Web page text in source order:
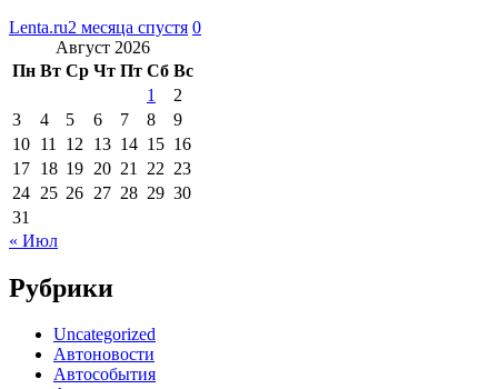
Lenta.ru2 месяца спустя 0
Август 2026
Пн Вт Ср Чт Пт Сб Вс
1
2
3
4 5 6 7 8
9
10 11 12 13 14 15 16
17 18 19 20 21 22 23
24 25 26 27 28 29 30
31
« Июл
Рубрики
Uncategorized
Автоновости
Автособытия